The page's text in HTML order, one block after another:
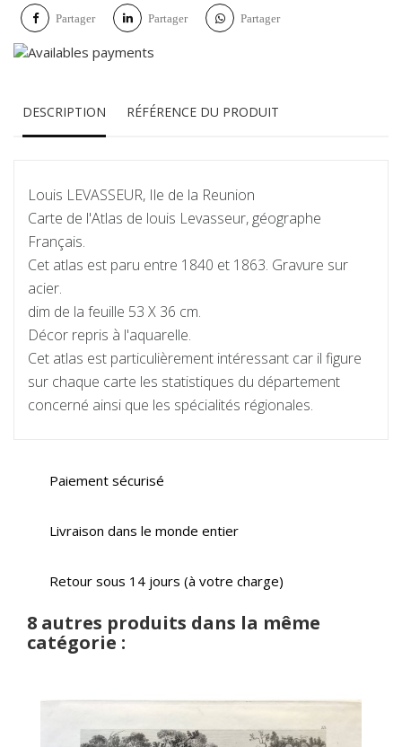
Partager Partager Partager
DESCRIPTION RÉFÉRENCE DU PRODUIT
Louis LEVASSEUR, Ile de la Reunion
Carte de l'Atlas de louis Levasseur, géographe
Français.
Cet atlas est paru entre 1840 et 1863. Gravure sur
acier.
dim de la feuille 53 X 36 cm.
Décor repris à l'aquarelle.
Cet atlas est particulièrement intéressant car il figure
sur chaque carte les statistiques du département
concerné ainsi que les spécialités régionales.
Paiement sécurisé
Livraison dans le monde entier
Retour sous 14 jours (à votre charge)
8 autres produits dans la même
catégorie :